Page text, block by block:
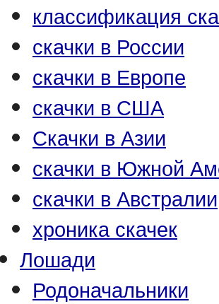
классификация
скачки в России
скачки в Европе
скачки в США
Скачки в Азии
скачки в Южной
скачки в Австралии
хроника скачек
Лошади
Родоначальники